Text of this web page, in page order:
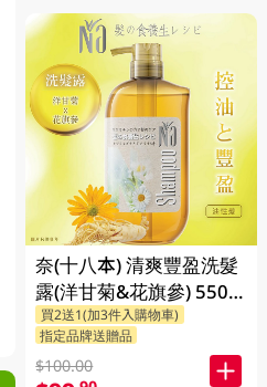
奈(十八本) 清爽豐盈洗髮
露(洋甘菊&花旗參) 550
ML
買2送1(加3件入購物車)
指定品牌送贈品
$100.00